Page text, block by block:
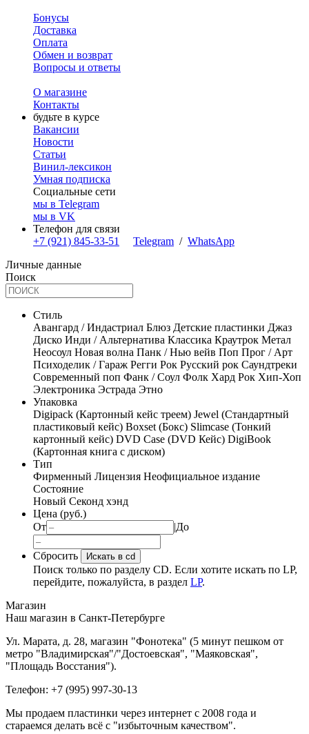
Бонусы
Доставка
Оплата
Обмен и возврат
Вопросы и ответы
О магазине
Контакты
будьте в курсе
Вакансии
Новости
Статьи
Винил-лексикон
Умная подписка
Социальные сети
мы в Telegram
мы в VK
Телефон для связи
+7 (921) 845-33-51
Telegram / WhatsApp
Личные данные
Поиск
Стиль
Авангард / Индастриал Блюз Детские пластинки Джаз
Диско Инди / Альтернатива Классика Краутрок Метал
Неосоул Новая волна Панк / Нью вейв Поп Прог / Арт
Психоделик / Гараж Регги Рок Русский рок Саундтреки
Современный поп Фанк / Соул Фолк Хард Рок Хип-Хоп
Электроника Эстрада Этно
Упаковка
Digipack (Картонный кейс треем) Jewel (Стандартный
пластиковый кейс) Boxset (Бокс) Slimcase (Тонкий
картонный кейс) DVD Case (DVD Кейс) DigiBook
(Картонная книга с диском)
Тип
Фирменный Лицензия Неофициальное издание
Состояние
Новый Секонд хэнд
Цена (руб.)
От
|До
Сбросить Искать в cd
Поиск только по разделу CD. Если хотите искать по LP,
перейдите, пожалуйста, в раздел LP.
Магазин
Наш магазин в Санкт-Петербурге
Ул. Марата, д. 28, магазин "Фонотека" (5 минут пешком от
метро "Владимирская"/"Достоевская", "Маяковская",
"Площадь Восстания").
Телефон: +7 (995) 997-30-13
Мы продаем пластинки через интернет c 2008 года и
стараемся делать всё с "избыточным качеством".